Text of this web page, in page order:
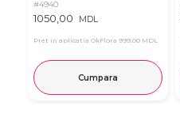
#4940
1050,00 MDL
Pret in aplicatia OkFlora 999,00 MDL
Cumpara